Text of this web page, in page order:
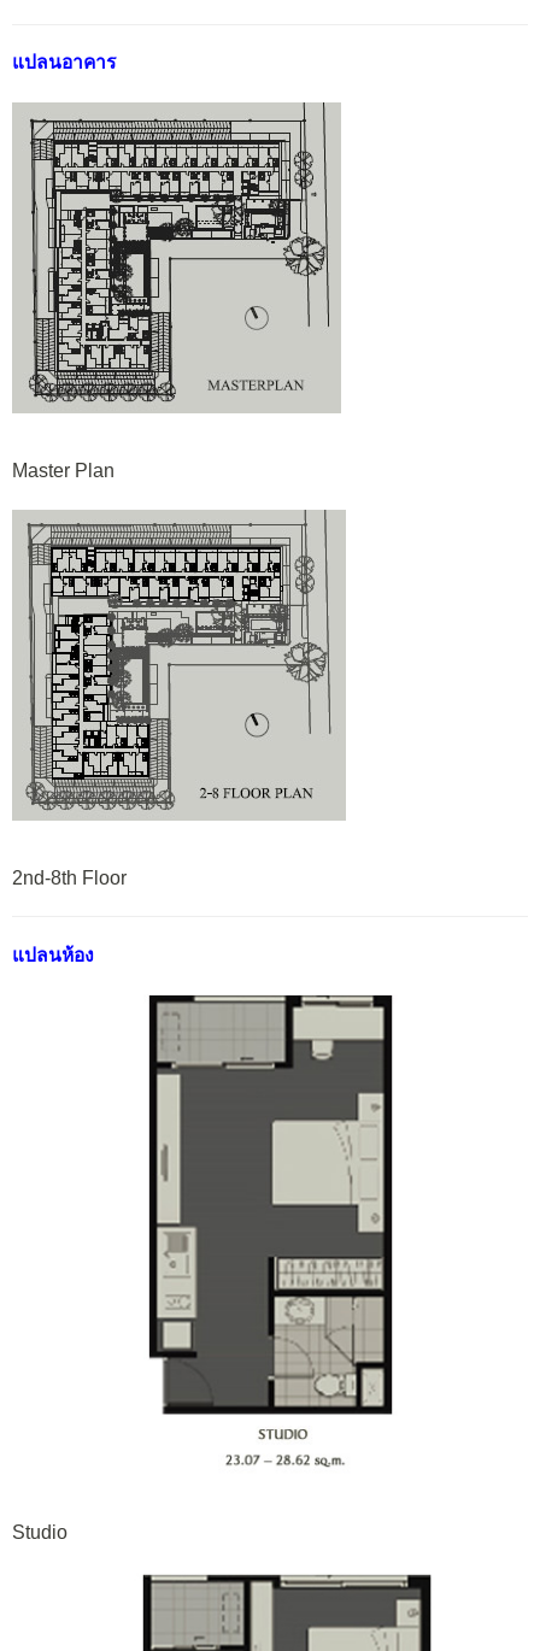
แปลนอาคาร
Master Plan
2nd-8th Floor
แปลนห้อง
Studio